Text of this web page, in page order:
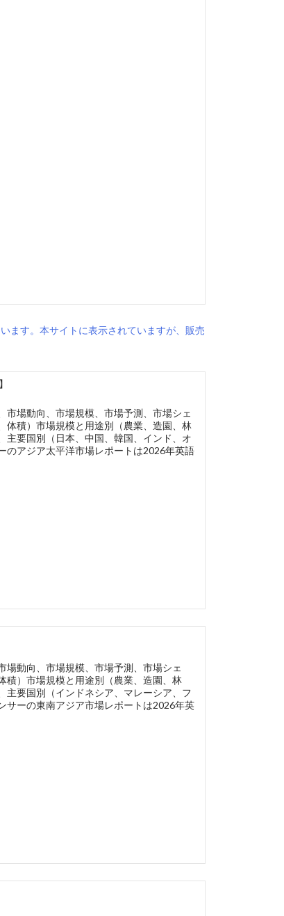
ます。本サイトに表示されていますが、販売
場動向、市場規模、市場予測、市場シェ
体積）市場規模と用途別（農業、造園、林
主要国別（日本、中国、韓国、インド、オ
のアジア太平洋市場レポートは2026年英語
動向、市場規模、市場予測、市場シェ
積）市場規模と用途別（農業、造園、林
主要国別（インドネシア、マレーシア、フ
サーの東南アジア市場レポートは2026年英